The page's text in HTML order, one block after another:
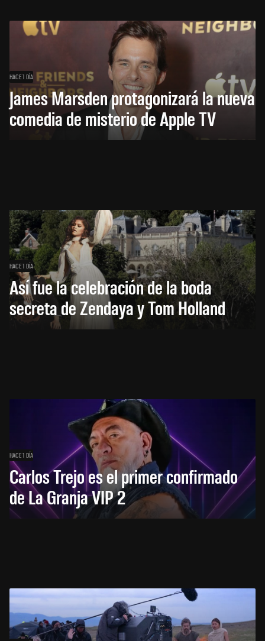
HACE 1 DÍA
James Marsden protagonizará la nueva
comedia de misterio de Apple TV
HACE 1 DÍA
Así fue la celebración de la boda
secreta de Zendaya y Tom Holland
HACE 1 DÍA
Carlos Trejo es el primer confirmado
de La Granja VIP 2